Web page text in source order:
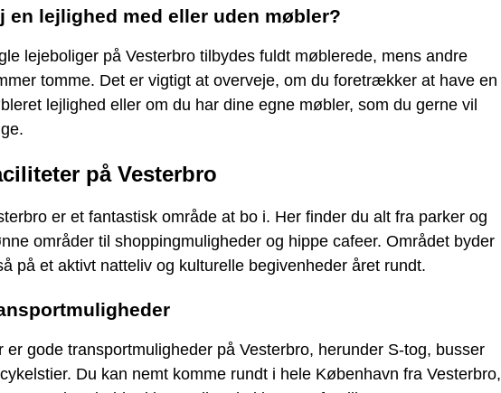
en lejlighed med eller uden møbler?
lejeboliger på Vesterbro tilbydes fuldt møblerede, mens andre
tomme. Det er vigtigt at overveje, om du foretrækker at have en
lejlighed eller om du har dine egne møbler, som du gerne vil
på Vesterbro
er et fantastisk område at bo i. Her finder du alt fra parker og
områder til shoppingmuligheder og hippe cafeer. Området byder
på et aktivt natteliv og kulturelle begivenheder året rundt.
er gode transportmuligheder på Vesterbro, herunder S-tog, busser
Du kan nemt komme rundt i hele København fra Vesterbro,